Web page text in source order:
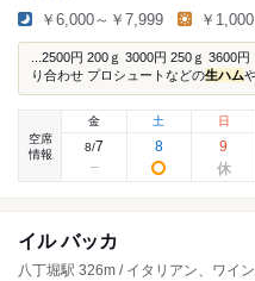
￥6,000～￥7,999 ￥
...2500円 200ｇ 3000円 250ｇ 3600
り合わせ プロシュートなどの生ハム
空席
情報
金
8/7
土
8
日
9
イル バッカ
八丁堀駅 326m / イタリアン、ワイ